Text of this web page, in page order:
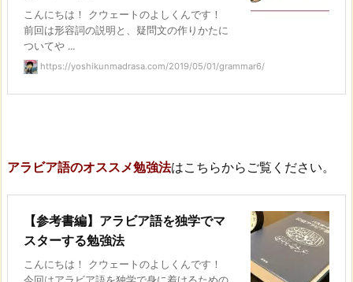
こんにちは！ クウェートのよしくんです！
前回は形容詞の説明と、疑問文の作りかたに
ついてや ...
https://yoshikunmadrasa.com/2019/05/01/grammar6/
アラビア語のオススメ勉強法はこちらからご覧ください。
【参考書編】アラビア語を独学でマ
スターする勉強法
こんにちは！ クウェートのよしくんです！